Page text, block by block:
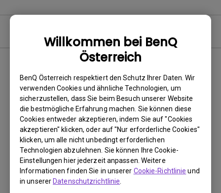
Willkommen bei BenQ
Österreich
BenQ Österreich respektiert den Schutz Ihrer Daten. Wir
verwenden Cookies und ähnliche Technologien, um
sicherzustellen, dass Sie beim Besuch unserer Website
die bestmögliche Erfahrung machen. Sie können diese
Cookies entweder akzeptieren, indem Sie auf "Cookies
akzeptieren" klicken, oder auf "Nur erforderliche Cookies"
klicken, um alle nicht unbedingt erforderlichen
Technologien abzulehnen. Sie können Ihre Cookie-
Einstellungen hier jederzeit anpassen. Weitere
Informationen finden Sie in unserer Cookie-Richtlinie und
in unsererDatenschutzrichtlinie
Keine passenden Videos